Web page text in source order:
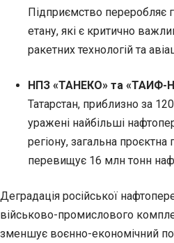
Підприємство переробляє
етану, які є критично
ракетних технологій та
НПЗ «ТАНЕКО» та «ТАИФ-
Татарстан, приблизно за
уражені найбільші
регіону, загальна проєктна
перевищує 16 млн тонн
Деградація російської
військово-промислового
зменшує воєнно-економічний